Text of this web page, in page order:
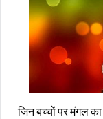
जिन बच्चों पर मंगल